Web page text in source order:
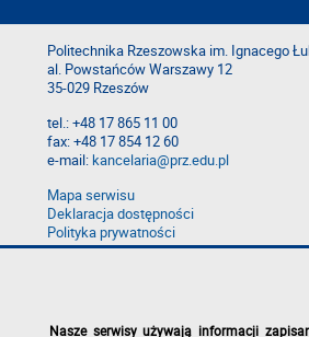
Politechnika Rzeszowska im. Ignacego
al. Powstańców Warszawy 12
35-029 Rzeszów
tel.: +48 17 865 11 00
fax: +48 17 854 12 60
e-mail:kancelaria@prz.edu.pl
Mapa serwisu
Deklaracja dostępności
Polityka prywatności
Zgłoś błąd na stronie
Nasze serwisy używają informacji